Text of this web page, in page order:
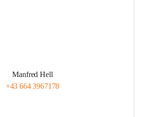
Manfred Hell
+43 664 3967178